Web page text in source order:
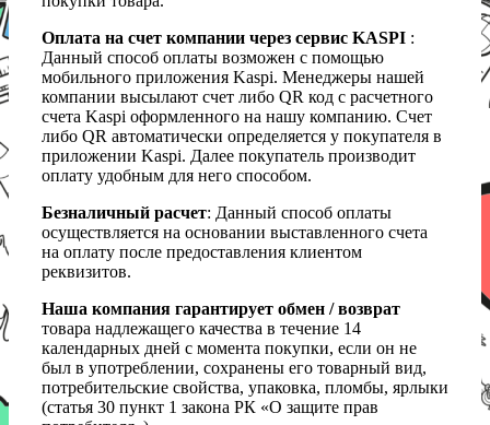
Оплата на счет компании через сервис KASPI :
Данный способ оплаты возможен с помощью
мобильного приложения Kaspi. Менеджеры нашей
компании высылают счет либо QR код с расчетного
счета Kaspi оформленного на нашу компанию. Счет
либо QR автоматически определяется у покупателя в
приложении Kaspi. Далее покупатель производит
оплату удобным для него способом.
Безналичный расчет: Данный способ оплаты
осуществляется на основании выставленного счета
на оплату после предоставления клиентом
реквизитов.
Наша компания гарантирует обмен / возврат
товара надлежащего качества в течение 14
календарных дней с момента покупки, если он не
был в употреблении, сохранены его товарный вид,
потребительские свойства, упаковка, пломбы, ярлыки
(статья 30 пункт 1 закона РК «О защите прав